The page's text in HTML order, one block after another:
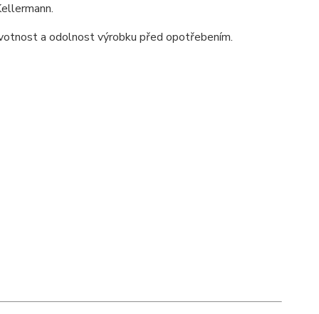
a odolnost výrobku před opotřebením.